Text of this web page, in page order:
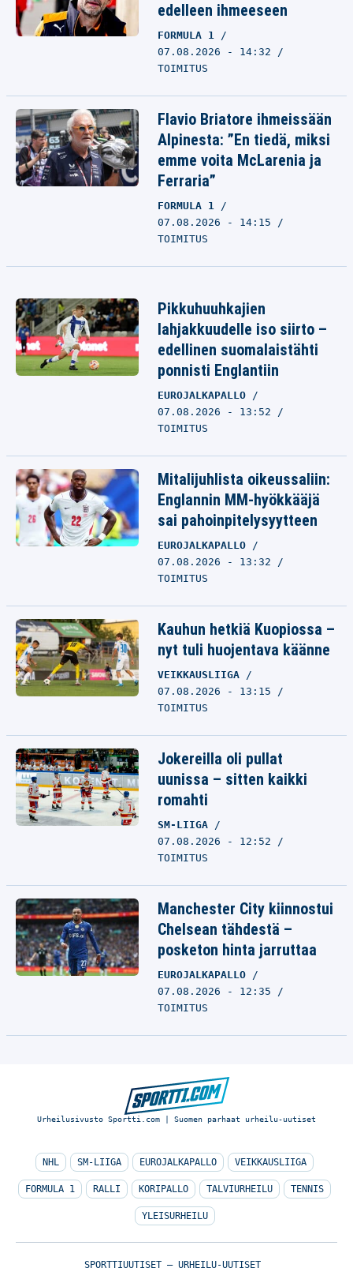
edelleen ihmeeseen
FORMULA 1
07.08.2026 - 14:32
TOIMITUS
Flavio Briatore ihmeissään
Alpinesta: ”En tiedä, miksi
emme voita McLarenia ja
Ferraria”
FORMULA 1
07.08.2026 - 14:15
TOIMITUS
Pikkuhuuhkajien
lahjakkuudelle iso siirto –
edellinen suomalaistähti
ponnisti Englantiin
EUROJALKAPALLO
07.08.2026 - 13:52
TOIMITUS
Mitalijuhlista oikeussaliin:
Englannin MM-hyökkääjä
sai pahoinpitelysyytteen
EUROJALKAPALLO
07.08.2026 - 13:32
TOIMITUS
Kauhun hetkiä Kuopiossa –
nyt tuli huojentava käänne
VEIKKAUSLIIGA
07.08.2026 - 13:15
TOIMITUS
Jokereilla oli pullat
uunissa – sitten kaikki
romahti
SM-LIIGA
07.08.2026 - 12:52
TOIMITUS
Manchester City kiinnostui
Chelsean tähdestä –
posketon hinta jarruttaa
EUROJALKAPALLO
07.08.2026 - 12:35
TOIMITUS
Urheilusivusto Sportti.com | Suomen parhaat urheilu-uutiset
NHL SM-LIIGA EUROJALKAPALLO VEIKKAUSLIIGA
FORMULA 1 RALLI KORIPALLO TALVIURHEILU TENNIS
YLEISURHEILU
SPORTTIUUTISET – URHEILU-UUTISET